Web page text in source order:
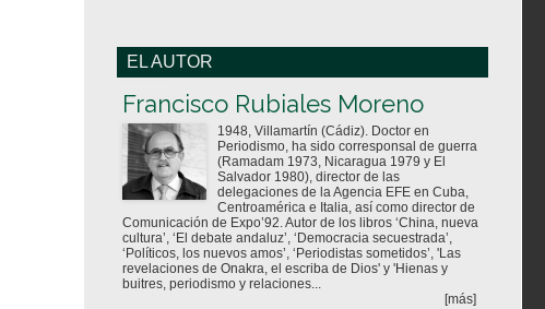
EL AUTOR
Francisco Rubiales Moreno
1948, Villamartín (Cádiz). Doctor en
Periodismo, ha sido corresponsal de guerra
(Ramadam 1973, Nicaragua 1979 y El
Salvador 1980), director de las
delegaciones de la Agencia EFE en Cuba,
Centroamérica e Italia, así como director de
Comunicación de Expo’92. Autor de los libros ‘China, nueva
cultura’, ‘El debate andaluz’, ‘Democracia secuestrada’,
‘Políticos, los nuevos amos’, ‘Periodistas sometidos’, 'Las
revelaciones de Onakra, el escriba de Dios' y 'Hienas y
buitres, periodismo y relaciones...
[más]